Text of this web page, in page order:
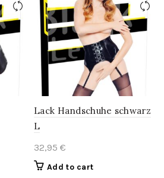
Lack Handschuhe schwarz
L
32,95 €
Add to cart